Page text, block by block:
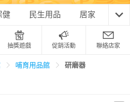
養生保健 民生用品
健 民生用品 居家 3C
抽獎遊戲 促銷活動 聯絡店家
哺育用品館 研磨器